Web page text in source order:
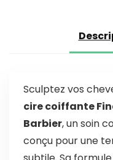
Sculptez vos
cire coiffante
Barbier, un soin
conçu pour une